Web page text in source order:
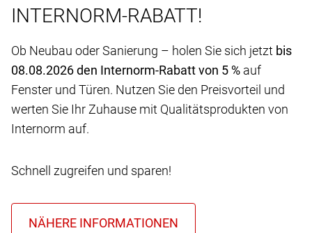
INTERNORM-RABATT!
Ob Neubau oder Sanierung – holen Sie sich jetzt bis
08.08.2026 den Internorm-Rabatt von 5 % auf
Fenster und Türen. Nutzen Sie den Preisvorteil und
werten Sie Ihr Zuhause mit Qualitätsprodukten von
Internorm auf.
Schnell zugreifen und sparen!